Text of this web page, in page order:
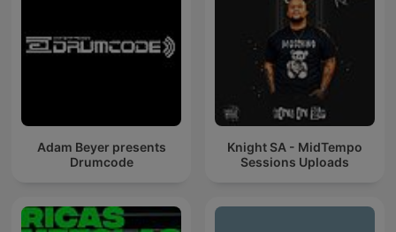
Adam Beyer presents
Drumcode
Knight SA - MidTempo
Sessions Uploads